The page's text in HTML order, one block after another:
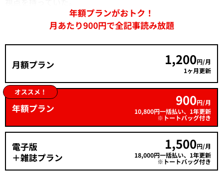
年額プランがおトク！
月あたり900円で全記事読み放題
月額プラン 1,200円/月
1ヶ月更新
オススメ！
年額プラン 900円/月
10,800円一括払い、1年更新
※トートバッグ付き
電子版
＋雑誌プラン
1,500円/月
18,000円一括払い、1年更新
※トートバッグ付き